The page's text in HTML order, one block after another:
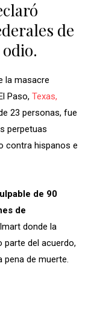
de
la masacre
Paso, Texas,
23 personas, fue
perpetuas
contra hispanos e
de 90
de
donde la
parte del acuerdo,
de muerte.